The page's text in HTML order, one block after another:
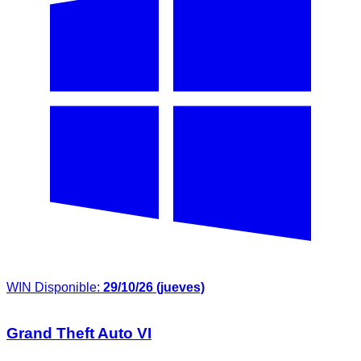
WIN Disponible: 29/10/26 (jueves)
Grand Theft Auto VI